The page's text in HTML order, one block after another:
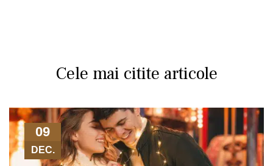
Cele mai citite articole
09
DEC.